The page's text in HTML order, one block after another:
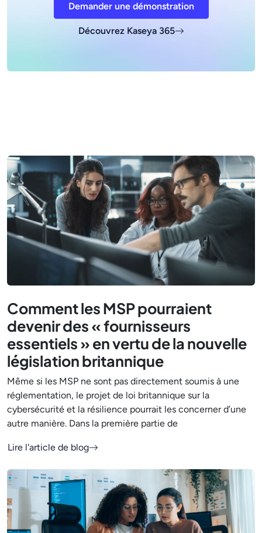
Demander une démonstration
Découvrez Kaseya 365
Comment les MSP pourraient
devenir des « fournisseurs
essentiels » en vertu de la nouvelle
législation britannique
Même si les MSP ne sont pas directement soumis à une
réglementation, le projet de loi britannique sur la
cybersécurité et la résilience pourrait les concerner d’une
autre manière. Dans la première partie de
Lire l'article de blog